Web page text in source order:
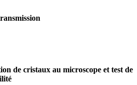
de cristaux au microscope et test de